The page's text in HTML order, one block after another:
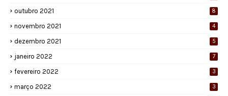
outubro 2021 8
novembro 2021 4
dezembro 2021 5
janeiro 2022 7
fevereiro 2022 3
março 2022 3